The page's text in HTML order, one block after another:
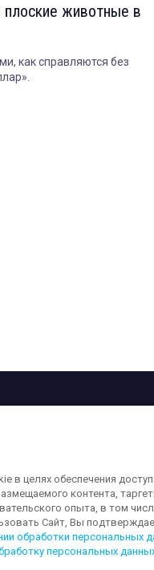
животные в
как справляются без
и международным
размещенных на сайте,
значимых сообщений:
Согласие на обработку
целях обеспечения
контента,
опыта, в том
Сайт, Вы
обработки персональных
персональных